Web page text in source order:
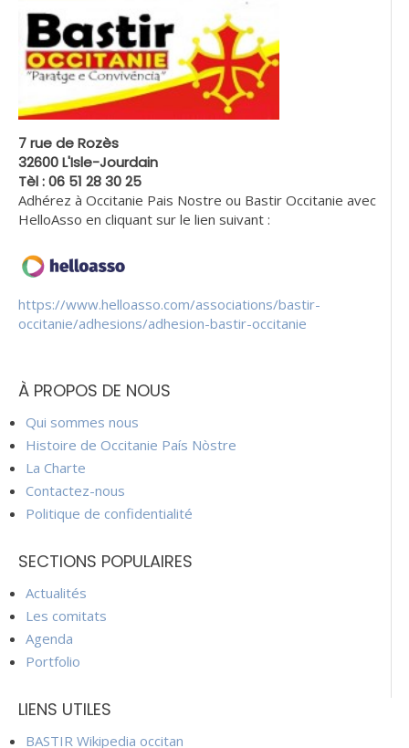
7 rue de Rozès
32600 L'Isle-Jourdain
Tèl : 06 51 28 30 25
Adhérez à Occitanie Pais Nostre ou Bastir Occitanie avec
HelloAsso en cliquant sur le lien suivant :
https://www.helloasso.com/associations/bastir-
occitanie/adhesions/adhesion-bastir-occitanie
À PROPOS DE NOUS
Qui sommes nous
Histoire de Occitanie País Nòstre
La Charte
Contactez-nous
Politique de confidentialité
SECTIONS POPULAIRES
Actualités
Les comitats
Agenda
Portfolio
LIENS UTILES
BASTIR Wikipedia occitan